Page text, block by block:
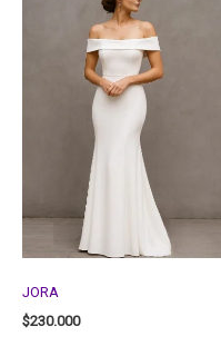
JORA
$230.000